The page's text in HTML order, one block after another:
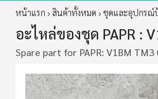
หน้าแรก สินค้าทั้งหมด ชุดและอุปกรณ์
อะไหล่ของชุด PAPR :
Spare part for PAPR: V1BM TM3
ข้าม
ไป